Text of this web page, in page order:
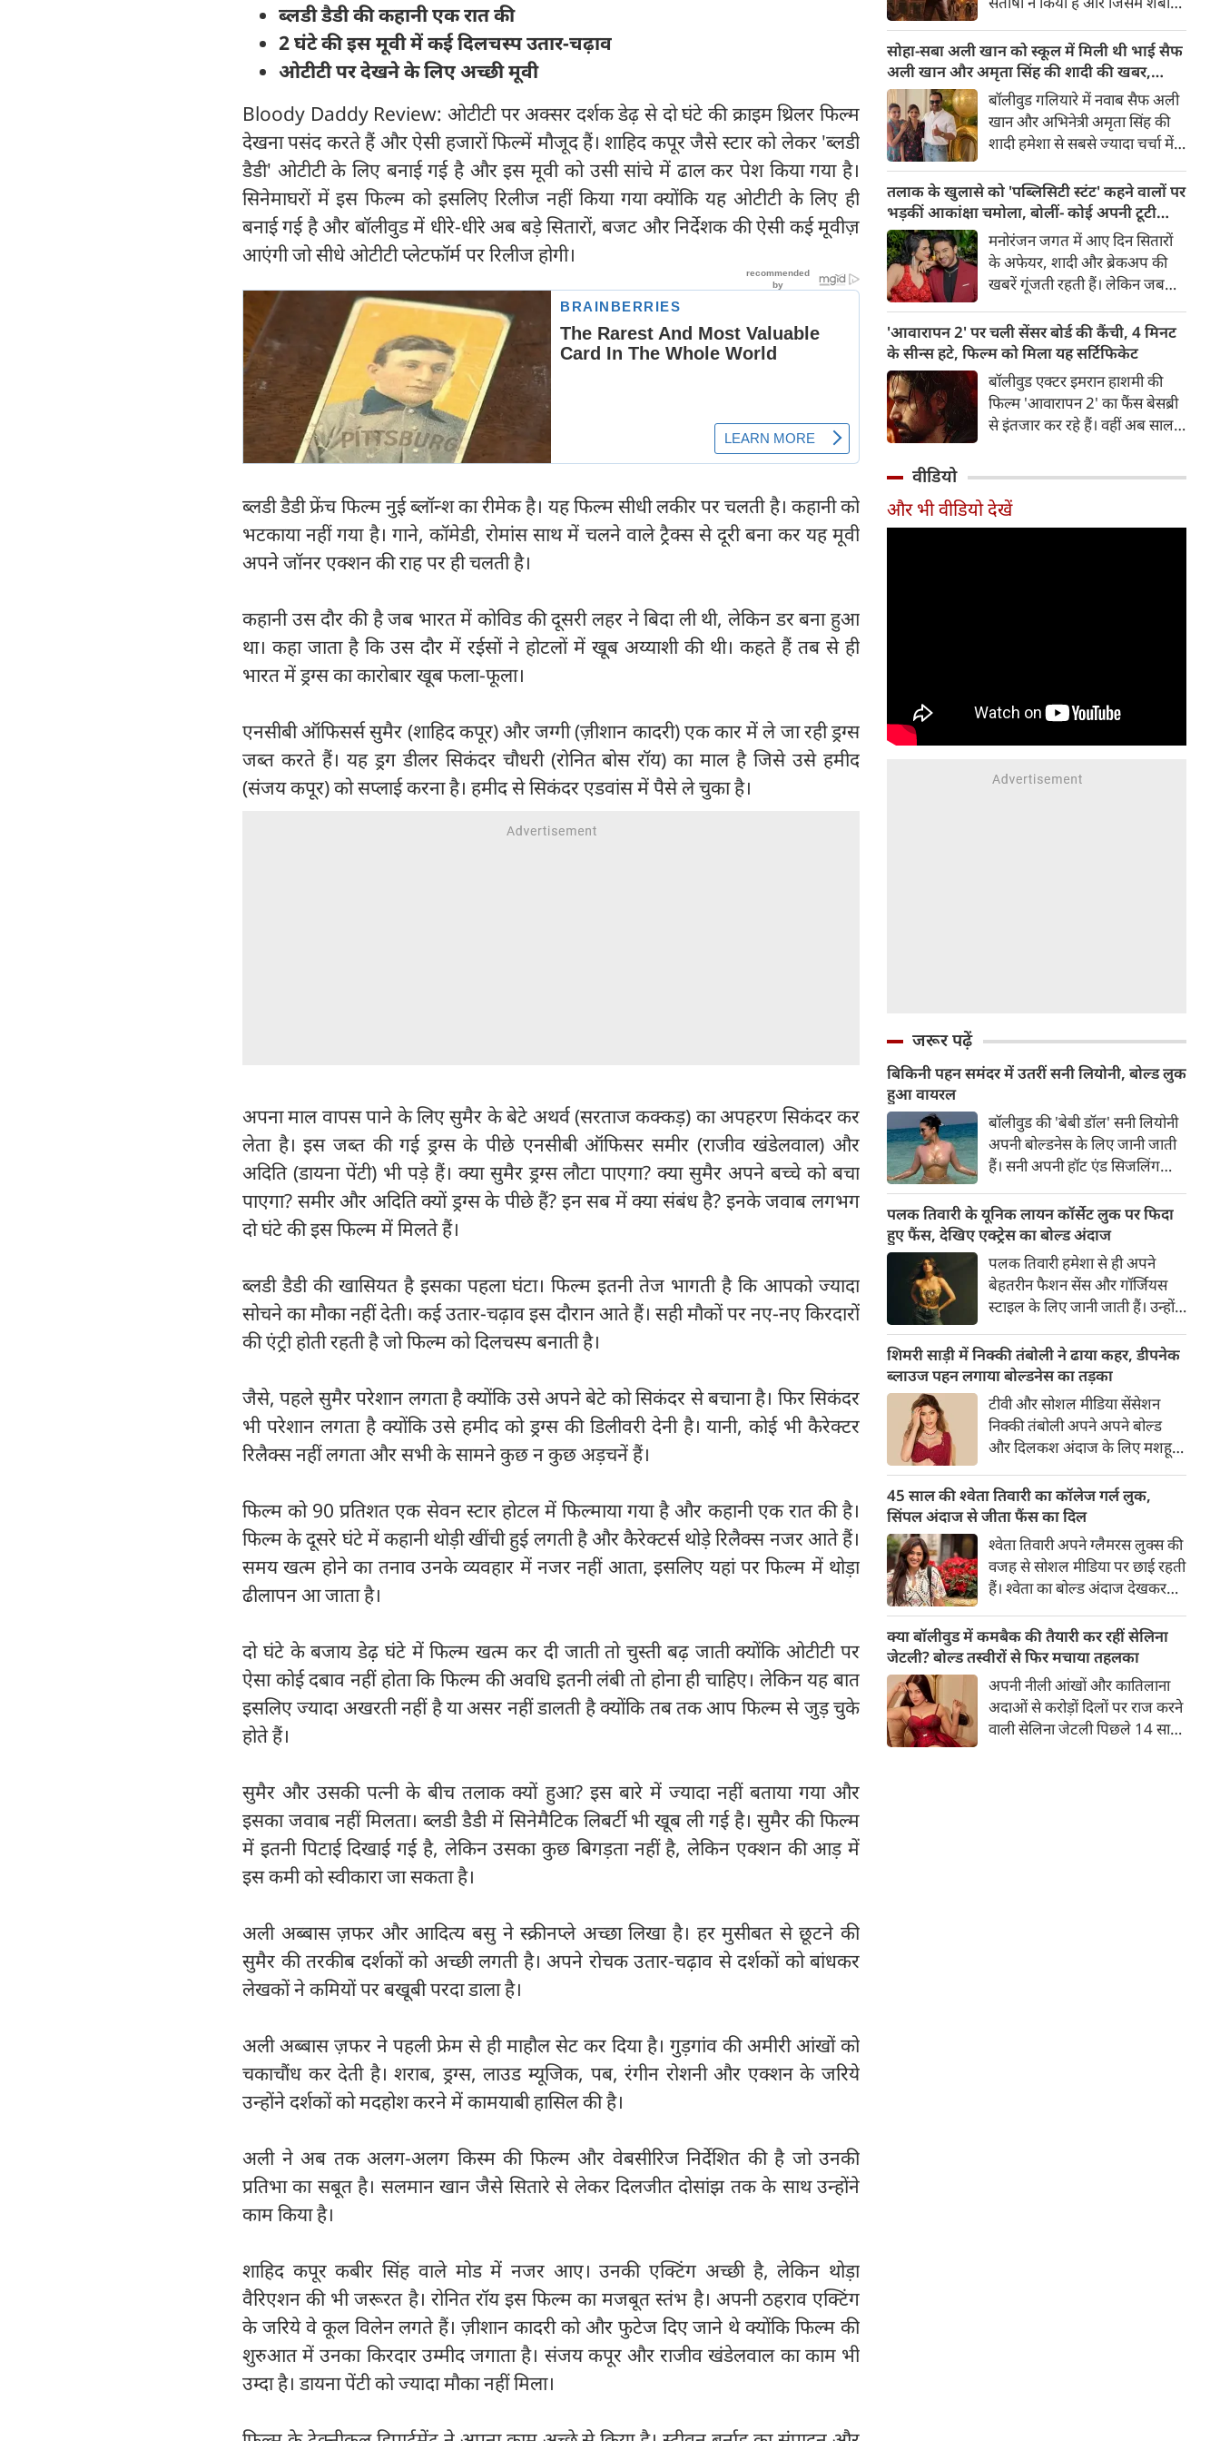
ब्लडी डैडी की कहानी एक रात की
2 घंटे की इस मूवी में कई दिलचस्प उतार-चढ़ाव
ओटीटी पर देखने के लिए अच्छी मूवी
Bloody Daddy Review: ओटीटी पर अक्सर दर्शक डेढ़ से दो घंटे की क्राइम थ्रिलर फिल्म
देखना पसंद करते हैं और ऐसी हजारों फिल्में मौजूद हैं। शाहिद कपूर जैसे स्टार को लेकर 'ब्लडी
डैडी' ओटीटी के लिए बनाई गई है और इस मूवी को उसी सांचे में ढाल कर पेश किया गया है।
सिनेमाघरों में इस फिल्म को इसलिए रिलीज नहीं किया गया क्योंकि यह ओटीटी के लिए ही
बनाई गई है और बॉलीवुड में धीरे-धीरे अब बड़े सितारों, बजट और निर्देशक की ऐसी कई मूवीज़
आएंगी जो सीधे ओटीटी प्लेटफॉर्म पर रिलीज होगी।
ब्लडी डैडी फ्रेंच फिल्म नुई ब्लॉन्श का रीमेक है। यह फिल्म सीधी लकीर पर चलती है। कहानी को
भटकाया नहीं गया है। गाने, कॉमेडी, रोमांस साथ में चलने वाले ट्रैक्स से दूरी बना कर यह मूवी
अपने जॉनर एक्शन की राह पर ही चलती है।
कहानी उस दौर की है जब भारत में कोविड की दूसरी लहर ने बिदा ली थी, लेकिन डर बना हुआ
था। कहा जाता है कि उस दौर में रईसों ने होटलों में खूब अय्याशी की थी। कहते हैं तब से ही
भारत में ड्रग्स का कारोबार खूब फला-फूला।
एनसीबी ऑफिसर्स सुमैर (शाहिद कपूर) और जग्गी (ज़ीशान कादरी) एक कार में ले जा रही ड्रग्स
जब्त करते हैं। यह ड्रग डीलर सिकंदर चौधरी (रोनित बोस रॉय) का माल है जिसे उसे हमीद
(संजय कपूर) को सप्लाई करना है। हमीद से सिकंदर एडवांस में पैसे ले चुका है।
अपना माल वापस पाने के लिए सुमैर के बेटे अथर्व (सरताज कक्कड़) का अपहरण सिकंदर कर
लेता है। इस जब्त की गई ड्रग्स के पीछे एनसीबी ऑफिसर समीर (राजीव खंडेलवाल) और
अदिति (डायना पेंटी) भी पड़े हैं। क्या सुमैर ड्रग्स लौटा पाएगा? क्या सुमैर अपने बच्चे को बचा
पाएगा? समीर और अदिति क्यों ड्रग्स के पीछे हैं? इन सब में क्या संबंध है? इनके जवाब लगभग
दो घंटे की इस फिल्म में मिलते हैं।
ब्लडी डैडी की खासियत है इसका पहला घंटा। फिल्म इतनी तेज भागती है कि आपको ज्यादा
सोचने का मौका नहीं देती। कई उतार-चढ़ाव इस दौरान आते हैं। सही मौकों पर नए-नए किरदारों
की एंट्री होती रहती है जो फिल्म को दिलचस्प बनाती है।
जैसे, पहले सुमैर परेशान लगता है क्योंकि उसे अपने बेटे को सिकंदर से बचाना है। फिर सिकंदर
भी परेशान लगता है क्योंकि उसे हमीद को ड्रग्स की डिलीवरी देनी है। यानी, कोई भी कैरेक्टर
रिलैक्स नहीं लगता और सभी के सामने कुछ न कुछ अड़चनें हैं।
फिल्म को 90 प्रतिशत एक सेवन स्टार होटल में फिल्माया गया है और कहानी एक रात की है।
फिल्म के दूसरे घंटे में कहानी थोड़ी खींची हुई लगती है और कैरेक्टर्स थोड़े रिलैक्स नजर आते हैं।
समय खत्म होने का तनाव उनके व्यवहार में नजर नहीं आता, इसलिए यहां पर फिल्म में थोड़ा
ढीलापन आ जाता है।
दो घंटे के बजाय डेढ़ घंटे में फिल्म खत्म कर दी जाती तो चुस्ती बढ़ जाती क्योंकि ओटीटी पर
ऐसा कोई दबाव नहीं होता कि फिल्म की अवधि इतनी लंबी तो होना ही चाहिए। लेकिन यह बात
इसलिए ज्यादा अखरती नहीं है या असर नहीं डालती है क्योंकि तब तक आप फिल्म से जुड़ चुके
होते हैं।
सुमैर और उसकी पत्नी के बीच तलाक क्यों हुआ? इस बारे में ज्यादा नहीं बताया गया और
इसका जवाब नहीं मिलता। ब्लडी डैडी में सिनेमैटिक लिबर्टी भी खूब ली गई है। सुमैर की फिल्म
में इतनी पिटाई दिखाई गई है, लेकिन उसका कुछ बिगड़ता नहीं है, लेकिन एक्शन की आड़ में
इस कमी को स्वीकारा जा सकता है।
अली अब्बास ज़फर और आदित्य बसु ने स्क्रीनप्ले अच्छा लिखा है। हर मुसीबत से छूटने की
सुमैर की तरकीब दर्शकों को अच्छी लगती है। अपने रोचक उतार-चढ़ाव से दर्शकों को बांधकर
लेखकों ने कमियों पर बखूबी परदा डाला है।
अली अब्बास ज़फर ने पहली फ्रेम से ही माहौल सेट कर दिया है। गुड़गांव की अमीरी आंखों को
चकाचौंध कर देती है। शराब, ड्रग्स, लाउड म्यूजिक, पब, रंगीन रोशनी और एक्शन के जरिये
उन्होंने दर्शकों को मदहोश करने में कामयाबी हासिल की है।
अली ने अब तक अलग-अलग किस्म की फिल्म और वेबसीरिज निर्देशित की है जो उनकी
प्रतिभा का सबूत है। सलमान खान जैसे सितारे से लेकर दिलजीत दोसांझ तक के साथ उन्होंने
काम किया है।
शाहिद कपूर कबीर सिंह वाले मोड में नजर आए। उनकी एक्टिंग अच्छी है, लेकिन थोड़ा
वैरिएशन की भी जरूरत है। रोनित रॉय इस फिल्म का मजबूत स्तंभ है। अपनी ठहराव एक्टिंग
के जरिये वे कूल विलेन लगते हैं। ज़ीशान कादरी को और फुटेज दिए जाने थे क्योंकि फिल्म की
शुरुआत में उनका किरदार उम्मीद जगाता है। संजय कपूर और राजीव खंडेलवाल का काम भी
उम्दा है। डायना पेंटी को ज्यादा मौका नहीं मिला।
सबसे अंधेरे अध्याय की झलक देता
है।
जिंटा मुख्य भूमिकाओं में हैं, 14
अगस्त 2026 को दुनियाभर के
सिनेमाघरों में रिलीज़ होगी। हाल ही में
रिलीज हुए फिल्म के ट्रेलर ने भारत के
बंटवारे के दर्दनाक इतिहास की दमदार
झलक दिखाकर दर्शकों के बीच
फिल्म को लेकर उत्साह और भी बढ़ा
दिया है।
सोहा-सबा अली खान को स्कूल में मिली थी भाई सैफ
अली खान और अमृता सिंह की शादी की खबर,
बताया चौंकाने वाला किस्साबॉलीवुड गलियारे में नवाब सैफ अली
खान और अभिनेत्री अमृता सिंह की
शादी हमेशा से सबसे ज्यादा चर्चा में
साल 1991 में हुई इस शादी को
लेकर आज भी कई ऐसे राज़ हैं,
जिनसे पर्दा उठना बाकी है। हाल ही में
सैफ अली खान की बहनों—अभिनेत्री
सोहा अली खान और सबा अली खान
ने इस शादी से जुड़ा एक बेहद
दिलचस्प और चौंकाने वाला किस्सा
साझा किया है।
तलाक के खुलासे को 'पब्लिसिटी स्टंट' कहने वालों पर
भड़कीं आकांक्षा चमोला, बोलीं- कोई अपनी टूटी
शादी का तमाशा नहीं बनातामनोरंजन जगत में आए दिन सितारों
के अफेयर, शादी और ब्रेकअप की
खबरें गूंजती रहती हैं। लेकिन जब
पॉपुलर कपल्स के अलग होने की
खबर आती है, तो फैंस का दिल टूट
जाता है। टीवी इंडस्ट्री के मशहूर और
टैलेंटेड एक्टर गौरव खन्ना और उनकी
पत्नी व एक्ट्रेस आकांक्षा चमोला इन
दिनों अपने रिश्ते को लेकर जबरदस्त
'आवारापन 2' पर चली सेंसर बोर्ड की कैंची, 4 मिनट
के सीन्स हटे, फिल्म को मिला यह सर्टिफिकेट
बॉलीवुड एक्टर इमरान हाशमी की
फिल्म 'आवारापन 2' का फैंस बेसब्री
से इंतजार कर रहे हैं। वहीं अब साल
फिल्म सर्टिफिकेशन (CBFC) से हरी
झंडी मिल गई है।
वीडियो
और भी वीडियो देखें
जरूर पढ़ें
बिकिनी पहन समंदर में उतरीं सनी लियोनी, बोल्ड लुक
हुआ वायरल
बॉलीवुड की 'बेबी डॉल' सनी लियोनी
अपनी बोल्डनेस के लिए जानी जाती
हैं। सनी अपनी हॉट एंड सिजलिंग
रहती हैं। फैंस सनी लियोनी की तस्वीरों
का बेसब्री से इंतजार करते हैं। इस बार
सनी लियोनी ने मालदीव वेकेशन से
अपनी कुछ बोल्ड तस्वीरें शेयर की है।
पलक तिवारी के यूनिक लायन कॉर्सेट लुक पर फिदा
हुए फैंस, देखिए एक्ट्रेस का बोल्ड अंदाज
पलक तिवारी हमेशा से ही अपने
बेहतरीन फैशन सेंस और गॉर्जियस
स्टाइल के लिए जानी जाती हैं। उन्होंने
फिर फैंस का दिल जीत लिया है।
पलक ने एक बेहद यूनीक और
स्टाइलिश गोल्डन कॉर्सेट टॉप में
अपनी कुछ तस्वीरें शेयर की है।
शिमरी साड़ी में निक्की तंबोली ने ढाया कहर, डीपनेक
ब्लाउज पहन लगाया बोल्डनेस का तड़का
टीवी और सोशल मीडिया सेंसेशन
निक्की तंबोली अपने अपने बोल्ड
और दिलकश अंदाज के लिए मशहूर
इंटरनेट पर तहलका मचाती रहती हैं।
इस बार निक्की ने मरून कलर की
साड़ी में अपनी कुछ सुपर सिजलिंग
तस्वीरें शेयर की है। खूबसूरत शिमरी
साड़ी में निक्की की अदाएं देखने
लायक है।
45 साल की श्वेता तिवारी का कॉलेज गर्ल लुक,
सिंपल अंदाज से जीता फैंस का दिल
श्वेता तिवारी अपने ग्लैमरस लुक्स की
वजह से सोशल मीडिया पर छाई रहती
हैं। श्वेता का बोल्ड अंदाज देखकर
बच्चों की मां हैं। 45 साल की श्वेता
तिवारी की तस्वीरों पर फैंस जमकर
प्यार लुटाते हैं। इस बार श्वेता तिवारी
ने वेकेशन से अपनी कुछ तस्वीरें शेयर
की है।
क्या बॉलीवुड में कमबैक की तैयारी कर रहीं सेलिना
जेटली? बोल्ड तस्वीरों से फिर मचाया तहलका
अपनी नीली आंखों और कातिलाना
अदाओं से करोड़ों दिलों पर राज करने
वाली सेलिना जेटली पिछले 14 साल